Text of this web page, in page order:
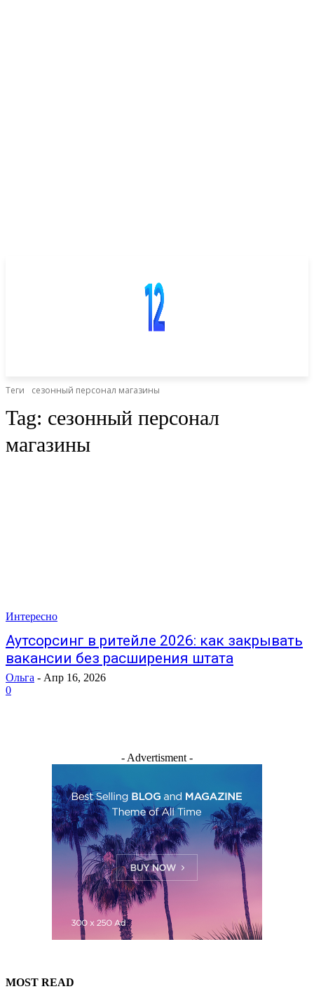
Теги сезонный персонал магазины
Tag: сезонный персонал
магазины
Интересно
Аутсорсинг в ритейле 2026: как закрывать
вакансии без расширения штата
Ольга - Апр 16, 2026
0
- Advertisment -
MOST READ